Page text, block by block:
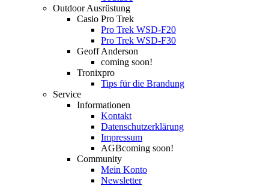
Outdoor Ausrüstung
Casio Pro Trek
Pro Trek WSD-F20
Pro Trek WSD-F30
Geoff Anderson
coming soon!
Tronixpro
Tips für die Brandung
Service
Informationen
Kontakt
Datenschutzerklärung
Impressum
AGBcoming soon!
Community
Mein Konto
Newsletter